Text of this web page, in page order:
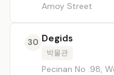
Amoy Street
30 Degids
박물관
Pecinan No .98,